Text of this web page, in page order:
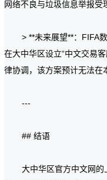
网络不良与垃圾信息举报受
> **未来展望**：FIFA
在大中华区设立“中文交易
律协调，该方案预计无法在
---
## 结语
大中华区官方中文网